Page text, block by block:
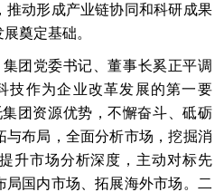
推动形成产业链协同和科研成果
奠定基础。
党委书记、董事长奚正平调
技作为企业改革发展的第一要
团资源优势，不懈奋斗、砥砺
与布局，全面分析市场，挖掘消
升市场分析深度，主动对标先
国内市场、拓展海外市场。二